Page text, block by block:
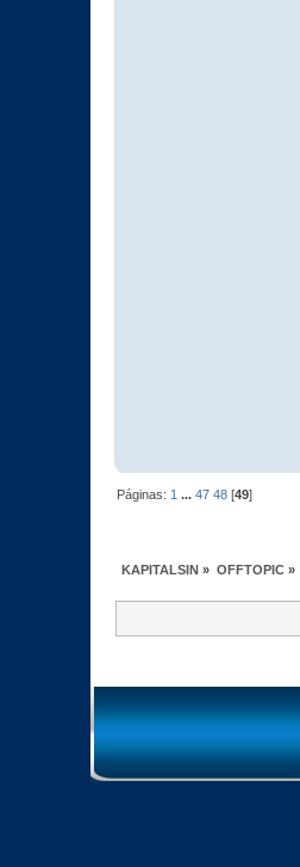
Páginas: 1 ...47 48 [49]
KAPITALSIN » OFFTOPIC»